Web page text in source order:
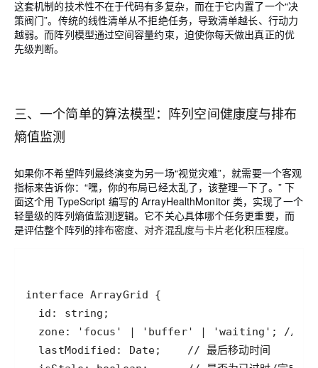
这套机制的技术性不在于代码有多复杂，而在于它内置了一个“决
策阀门”。传统的线性清单从不拒绝任务，导致清单越长、行动力
越弱。而阵列模型通过空间容量约束，迫使你每天做出真正的优
先级判断。
三、一个简单的算法模型：阵列空间健康度与排布
熵值监测
如果你不希望阵列最终演变为另一场“视觉灾难”，就需要一个客观
指标来告诉你：“嘿，你的布局已经太乱了，该整理一下了。” 下
面这个用 TypeScript 编写的ArrayHealthMonitor类，实现了一个
轻量级的阵列熵值监测逻辑。它不关心具体哪个任务更重要，而
是评估整个阵列的排布密度、对齐混乱度与卡片老化积压程度。
interface ArrayGrid
id : string
zone: 'focus' | 'buffer' | 'waiting' ; // 所
lastModified : Date; // 最后移动时间